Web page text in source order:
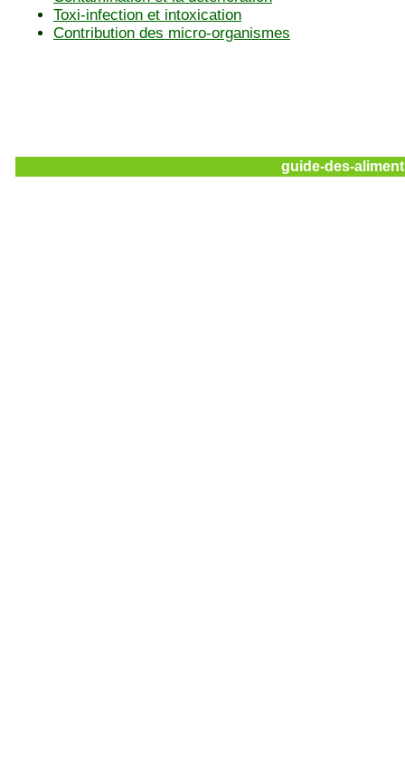
Toxi-infection et intoxication
Contribution des micro-organismes
guide-des-